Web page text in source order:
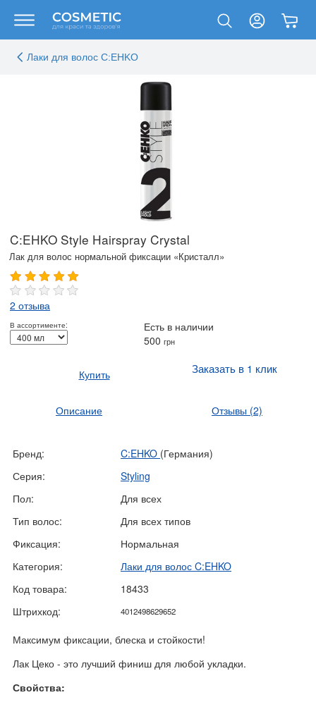
Лаки для волос C:EHKO
C:EHKO Style Hairspray Crystal
Лак для волос нормальной фиксации «Кристалл»‎
2 отзыва
В ассортименте:
Есть в наличии
500 грн
Купить Заказать в 1 клик
Описание Отзывы (2)
Бренд: C:EHKO (Германия)
Серия:
Stylіng
Пол:
Для всех
Тип волос:
Для всех типов
Фиксация:
Нормальная
Категория:
Лаки для волос C:EHKO
Код товара:
18433
Штрихкод:
4012498629652
Максимум фиксации, блеска и стойкости!
Лак Цеко - это лучший финиш для любой укладки.
Свойства: